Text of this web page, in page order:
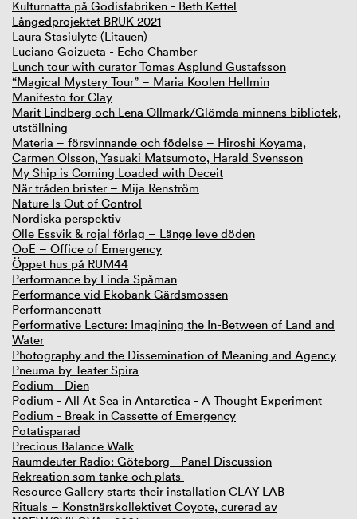
Kulturnatta på Godisfabriken - Beth Kettel
Långedprojektet BRUK 2021
Laura Stasiulyte (Litauen)
Luciano Goizueta - Echo Chamber
Lunch tour with curator Tomas Asplund Gustafsson
“Magical Mystery Tour” – Maria Koolen Hellmin
Manifesto for Clay
Marit Lindberg och Lena Ollmark/Glömda minnens bibliotek,
utställning
Materia – försvinnande och födelse – Hiroshi Koyama,
Carmen Olsson, Yasuaki Matsumoto, Harald Svensson
My Ship is Coming Loaded with Deceit
När tråden brister – Mija Renström
Nature Is Out of Control
Nordiska perspektiv
Olle Essvik & rojal förlag – Länge leve döden
OoE – Office of Emergency
Öppet hus på RUM44
Performance by Linda Spåman
Performance vid Ekobank Gärdsmossen
Performancenatt
Performative Lecture: Imagining the In-Between of Land and
Water
Photography and the Dissemination of Meaning and Agency
Pneuma by Teater Spira
Podium - Dien
Podium - All At Sea in Antarctica - A Thought Experiment
Podium - Break in Cassette of Emergency
Potatisparad
Precious Balance Walk
Raumdeuter Radio: Göteborg - Panel Discussion
Rekreation som tanke och plats
Resource Gallery starts their installation CLAY LAB
Rituals – Konstnärskollektivet Coyote, curerad av